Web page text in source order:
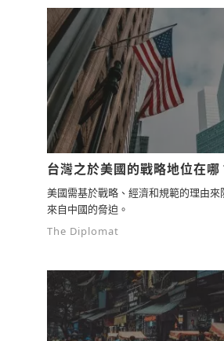
台灣之於美國的戰略地位在哪
美國需基於戰略、經濟和規範的理由
來自中國的脅迫。
The Diplomat